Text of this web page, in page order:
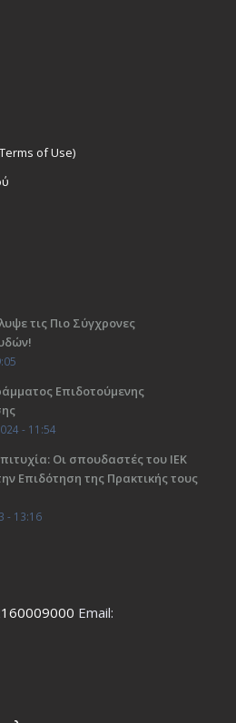
of Use)
τις Πιο Σύγχρονες
Επιδοτούμενης
- 11:54
Οι σπουδαστές του ΙΕΚ
Επιδότηση της Πρακτικής τους
- 13:16
Εmail: